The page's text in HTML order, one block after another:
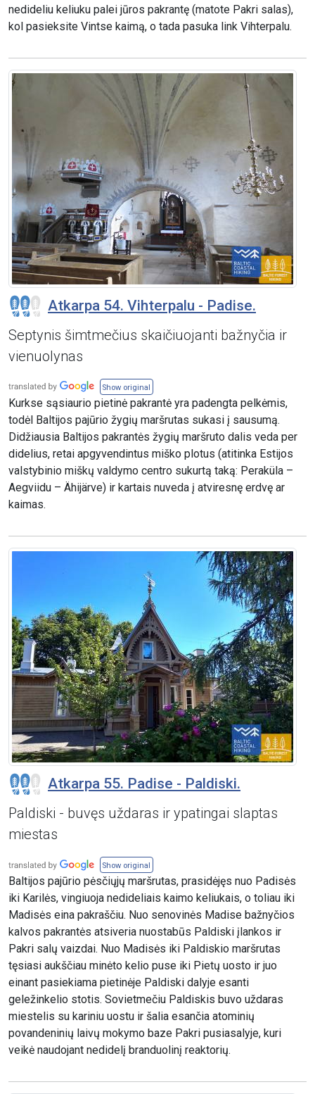
nedideliu keliuku palei jūros pakrantę (matote Pakri salas),
kol pasieksite Vintse kaimą, o tada pasuka link Vihterpalu.
Atkarpa 54. Vihterpalu - Padise.
Septynis šimtmečius skaičiuojanti bažnyčia ir
vienuolynas
Show original
Kurkse sąsiaurio pietinė pakrantė yra padengta pelkėmis,
todėl Baltijos pajūrio žygių maršrutas sukasi į sausumą.
Didžiausia Baltijos pakrantės žygių maršruto dalis veda per
didelius, retai apgyvendintus miško plotus (atitinka Estijos
valstybinio miškų valdymo centro sukurtą taką: Peraküla –
Aegviidu – Ähijärve) ir kartais nuveda į atviresnę erdvę ar
kaimas.
Atkarpa 55. Padise - Paldiski.
Paldiski - buvęs uždaras ir ypatingai slaptas
miestas
Show original
Baltijos pajūrio pėsčiųjų maršrutas, prasidėjęs nuo Padisės
iki Karilės, vingiuoja nedideliais kaimo keliukais, o toliau iki
Madisės eina pakraščiu. Nuo senovinės Madise bažnyčios
kalvos pakrantės atsiveria nuostabūs Paldiski įlankos ir
Pakri salų vaizdai. Nuo Madisės iki Paldiskio maršrutas
tęsiasi aukščiau minėto kelio puse iki Pietų uosto ir juo
einant pasiekiama pietinėje Paldiski dalyje esanti
geležinkelio stotis. Sovietmečiu Paldiskis buvo uždaras
miestelis su kariniu uostu ir šalia esančia atominių
povandeninių laivų mokymo baze Pakri pusiasalyje, kuri
veikė naudojant nedidelį branduolinį reaktorių.